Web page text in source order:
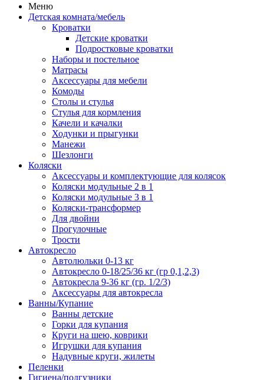
Меню
Детская комната/мебель
Кроватки
Детские кроватки
Подростковые кроватки
Наборы и постельное
Матрасы
Аксессуары для мебели
Комоды
Столы и стулья
Стулья для кормления
Качели и качалки
Ходунки и прыгунки
Манежи
Шезлонги
Коляски
Аксессуары и комплектующие для колясок
Коляски модульные 2 в 1
Коляски модульные 3 в 1
Коляски-трансформер
Для двойни
Прогулочные
Трости
Автокресло
Автолюльки 0-13 кг
Автокресло 0-18/25/36 кг (гр 0,1,2,3)
Автокресла 9-36 кг (гр. 1/2/3)
Аксессуары для автокресла
Ванны/Купание
Ванны детские
Горки для купания
Круги на шею, коврики
Игрушки для купания
Надувные круги, жилеты
Пеленки
Гигиена/подгузники